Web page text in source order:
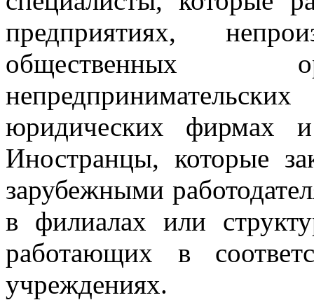
предприятиях,
общественных
юридических фирмах и
Иностранцы, которые
зарубежными
в филиалах или
работающих в
учреждениях.